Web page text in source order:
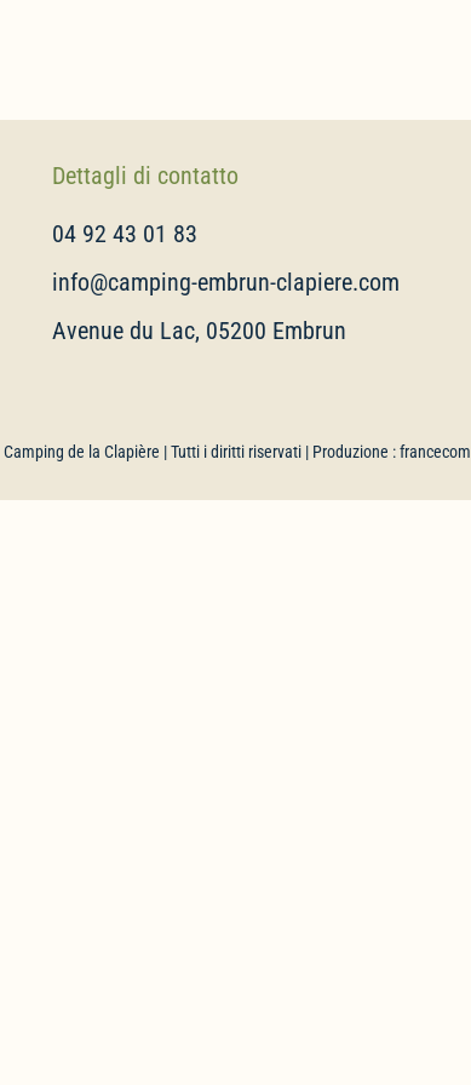
Dettagli di contatto
04 92 43 01 83
info@camping-embrun-clapiere.com
Avenue du Lac, 05200 Embrun
Camping de la Clapière | Tutti i diritti riservati | Produzione :francecom